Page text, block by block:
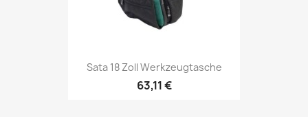
Sata 18 Zoll Werkzeugtasche
63,11 €